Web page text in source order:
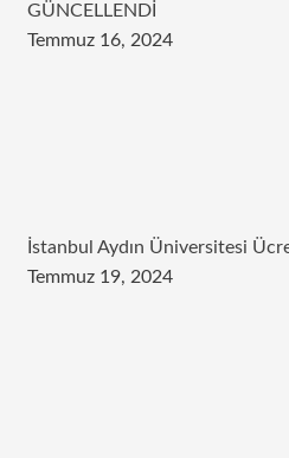
GÜNCELLENDİ
Temmuz 16, 2024
İstanbul Aydın Üniversitesi
Temmuz 19, 2024